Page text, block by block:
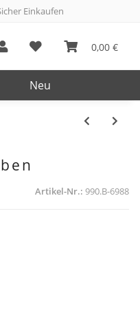
Einkaufen
0,00 €
Neu
Artikel-Nr.: 990.B-6988